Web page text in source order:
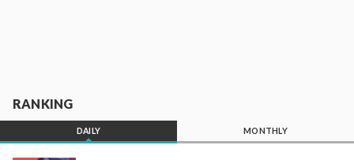
RANKING
DAILY MONTHLY